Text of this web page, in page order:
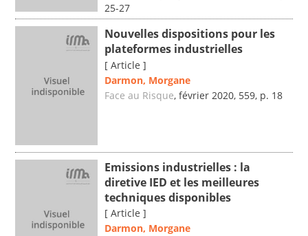
25-27
Nouvelles dispositions pour les
plateformes industrielles
[ Article ]
Darmon, Morgane
Face au Risque, février 2020, 559, p. 18
Emissions industrielles : la
diretive IED et les meilleures
techniques disponibles
[ Article ]
Darmon, Morgane